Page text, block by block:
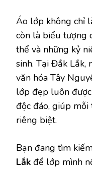
Áo lớp không chỉ
còn là biểu tượng
thể và những kỷ
sinh. Tại Đắk Lắk,
văn hóa Tây
lớp đẹp luôn
độc đáo, giúp
riêng biệt.
Bạn đang tìm
Lắk để lớp mình